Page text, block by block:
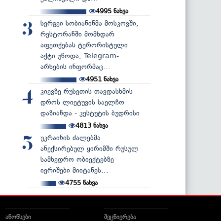
4995 ნახვა
3
სერგეი სობიანინმა მოსკოვში,
რესტორანში მომხდარ
აფეთქებას ტერორისტული
აქტი უწოდა, Telegram-
არხების ინფორმაც...
4951ნახვა
4
კიევზე რუსეთის თავდასხმის
დროს ლიეტუვის საელჩო
დაზიანდა - კესტუტის ბუდრისი
4813ნახვა
5
უკრაინის ძალებმა
ანექსირებულ ყირიმში რუსულ
სამხედრო ობიექტებზე
იერიშები მიიტანეს...
4755 ნახვა
ანონსები მეცნიერება